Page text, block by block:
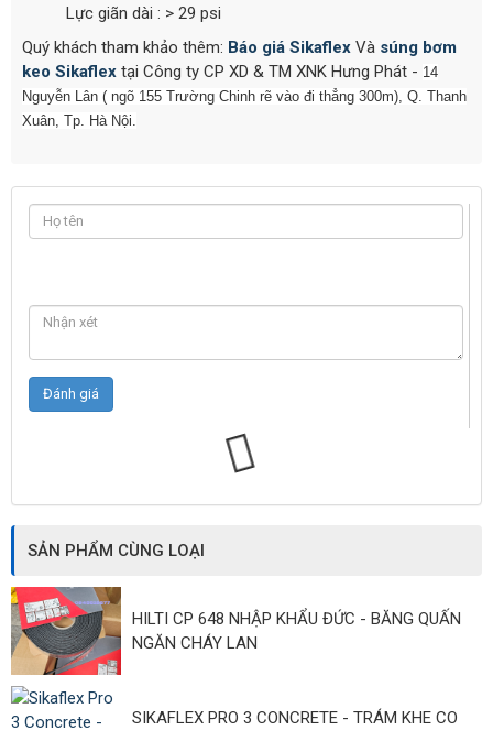
Lực giãn dài : > 29 psi
Quý khách tham khảo thêm: Báo giá Sikaflex Và súng bơm
keo Sikaflex tại Công ty CP XD & TM XNK Hưng Phát - 14
Nguyễn Lân ( ngõ 155 Trường Chinh rẽ vào đi thẳng 300m), Q. Thanh
Xuân, Tp. Hà Nội.
SẢN PHẨM CÙNG LOẠI
HILTI CP 648 NHẬP KHẨU ĐỨC - BĂNG QUẤN
NGĂN CHÁY LAN
SIKAFLEX PRO 3 CONCRETE - TRÁM KHE CO